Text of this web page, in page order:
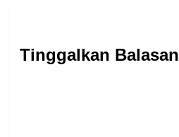
Tinggalkan Balasan